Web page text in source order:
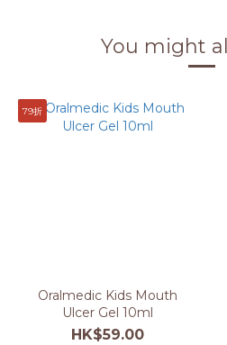
You might
79折
Oralmedic Kids Mouth
Ulcer Gel 10ml
HK$59.00